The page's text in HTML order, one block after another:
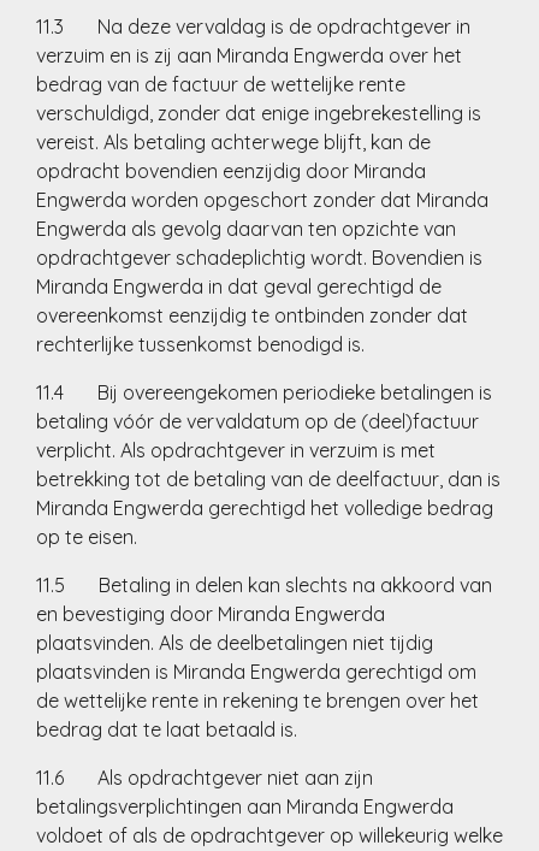
11.3 Na deze vervaldag is de opdrachtgever in
verzuim en is zij aan Miranda Engwerda over het
bedrag van de factuur de wettelijke rente
verschuldigd, zonder dat enige ingebrekestelling is
vereist. Als betaling achterwege blijft, kan de
opdracht bovendien eenzijdig door Miranda
Engwerda worden opgeschort zonder dat Miranda
Engwerda als gevolg daarvan ten opzichte van
opdrachtgever schadeplichtig wordt. Bovendien is
Miranda Engwerda in dat geval gerechtigd de
overeenkomst eenzijdig te ontbinden zonder dat
rechterlijke tussenkomst benodigd is.
11.4 Bij overeengekomen periodieke betalingen is
betaling vóór de vervaldatum op de (deel)factuur
verplicht. Als opdrachtgever in verzuim is met
betrekking tot de betaling van de deelfactuur, dan is
Miranda Engwerda gerechtigd het volledige bedrag
op te eisen.
11.5 Betaling in delen kan slechts na akkoord van
en bevestiging door Miranda Engwerda
plaatsvinden. Als de deelbetalingen niet tijdig
plaatsvinden is Miranda Engwerda gerechtigd om
de wettelijke rente in rekening te brengen over het
bedrag dat te laat betaald is.
11.6 Als opdrachtgever niet aan zijn
betalingsverplichtingen aan Miranda Engwerda
voldoet of als de opdrachtgever op willekeurig welke